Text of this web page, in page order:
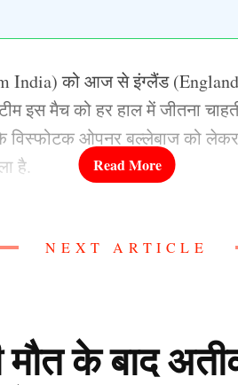
India) को आज से इंग्लैंड
इस मैच को हर हाल में जीतना
विस्फोटक ओपनर बल्लेबाज को
है.
डेब्यू क्यों नही दिया जा रहा है,
सुनते ही भड़के
NEXT ARTICLE
मौत के बाद